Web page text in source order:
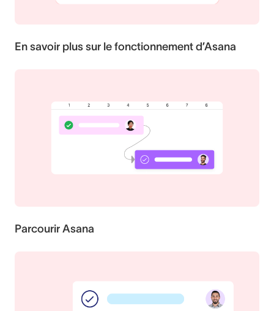
En savoir plus sur le fonctionnement d’Asana
Parcourir Asana